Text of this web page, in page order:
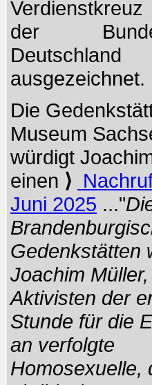
der
Deutschland
ausgezeichnet.
Die
Museum
würdigt
einen ⟩
Juni 2025 ..."
Gedenkstätten
Joachim
Aktivisten der
Stunde für die
an verfolgte
Homosexuelle,